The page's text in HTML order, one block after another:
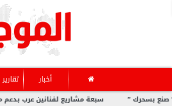
أخبار
سبعة مشاريع لفنانين عرب بدعم من ”